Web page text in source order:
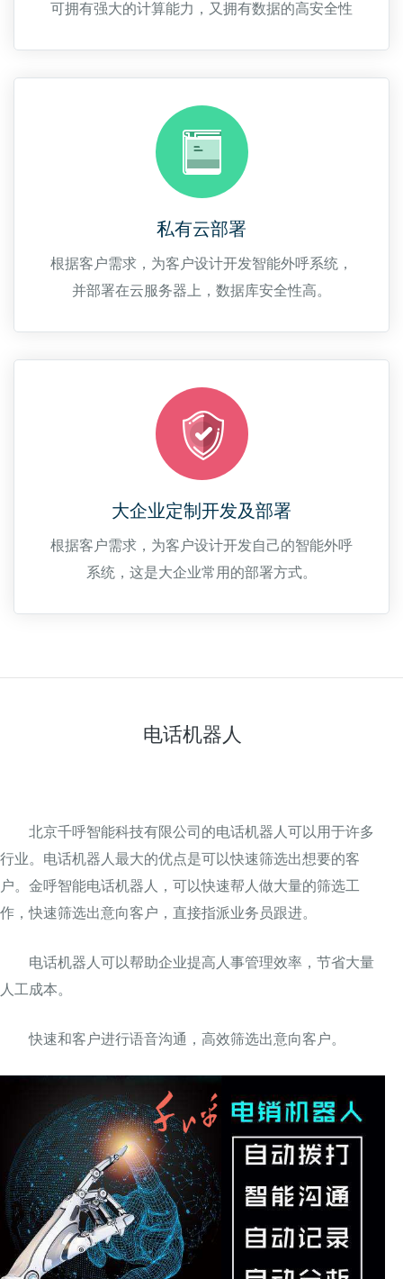
可拥有强大的计算能力，又拥有数据的高安全性
私有云部署
根据客户需求，为客户设计开发智能外呼系统，
并部署在云服务器上，数据库安全性高。
大企业定制开发及部署
根据客户需求，为客户设计开发自己的智能外呼
系统，这是大企业常用的部署方式。
电话机器人
北京千呼智能科技有限公司的电话机器人可以用于许多
行业。电话机器人最大的优点是可以快速筛选出想要的客
户。金呼智能电话机器人，可以快速帮人做大量的筛选工
作，快速筛选出意向客户，直接指派业务员跟进。
电话机器人可以帮助企业提高人事管理效率，节省大量
人工成本。
快速和客户进行语音沟通，高效筛选出意向客户。